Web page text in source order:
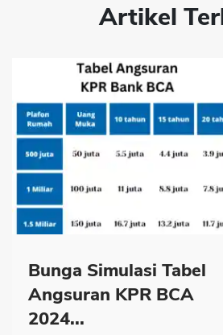
Artikel
Bunga Simulasi Tabel
Angsuran KPR BCA
2024...